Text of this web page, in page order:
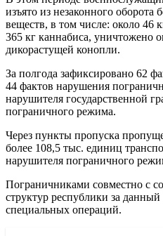
изъято из незаконного оборота
веществ, в том числе: около 46
365 кг каннабиса, уничтожено
дикорастущей конопли.
За полгода зафиксировано 62
44 фактов нарушения
нарушителя государственной
пограничного режима.
Через пункты пропуска
более 108,5 тыс. единиц
нарушителя пограничного
Пограничниками совместно с
структур республики за
специальных операций.